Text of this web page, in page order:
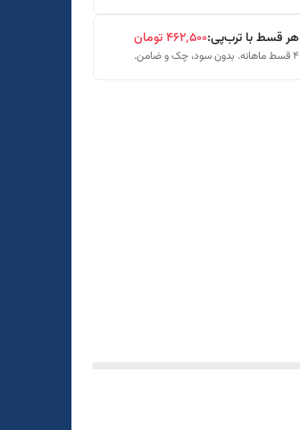
هر قسط با ترب‌پی:۴۶۲٬۵۰۰تومان
۴ قسط ماهانه. بدون سود، چک و ضامن.